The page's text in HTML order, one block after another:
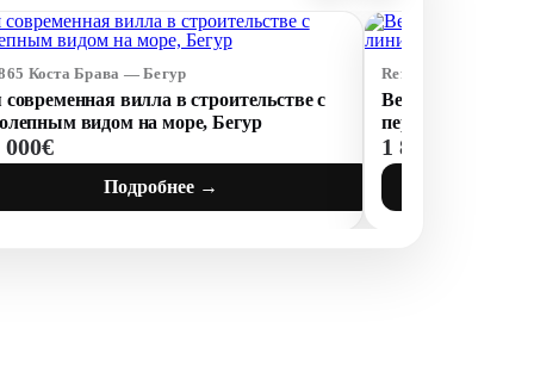
Коста Брава — Бегур
вилла в строительстве с
видом на море, Бегур
000€
Подробнее →
Ref: 73705 Коста
Великолепная
первой линии с
1 850 000€